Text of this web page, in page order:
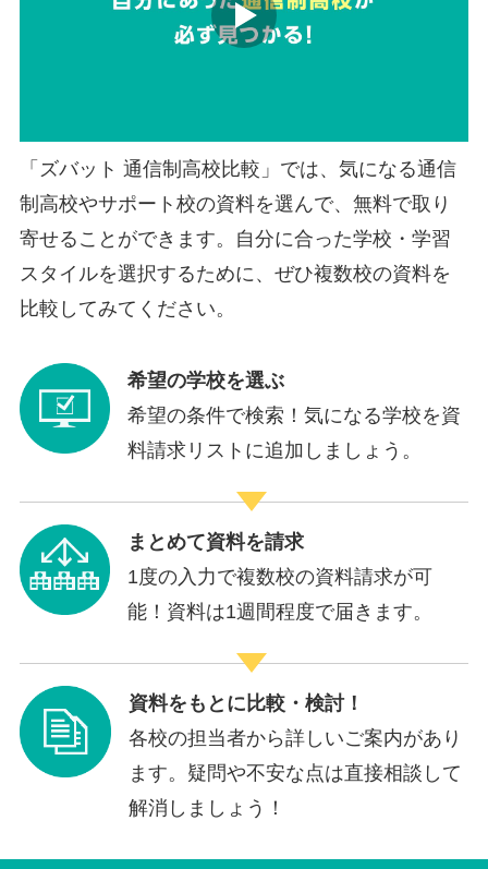
「ズバット 通信制高校比較」では、気になる通信
制高校やサポート校の資料を選んで、無料で取り
寄せることができます。自分に合った学校・学習
スタイルを選択するために、ぜひ複数校の資料を
比較してみてください。
希望の学校を選ぶ
希望の条件で検索！気になる学校を資
料請求リストに追加しましょう。
まとめて資料を請求
1度の入力で複数校の資料請求が可
能！資料は1週間程度で届きます。
資料をもとに比較・検討！
各校の担当者から詳しいご案内があり
ます。疑問や不安な点は直接相談して
解消しましょう！